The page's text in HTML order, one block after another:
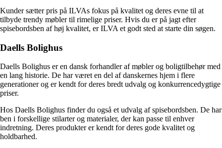
Kunder sætter pris på ILVAs fokus på kvalitet og deres evne til at
tilbyde trendy møbler til rimelige priser. Hvis du er på jagt efter
spisebordsben af høj kvalitet, er ILVA et godt sted at starte din søgen.
Daells Bolighus
Daells Bolighus er en dansk forhandler af møbler og boligtilbehør med
en lang historie. De har været en del af danskernes hjem i flere
generationer og er kendt for deres bredt udvalg og konkurrencedygtige
priser.
Hos Daells Bolighus finder du også et udvalg af spisebordsben. De har
ben i forskellige stilarter og materialer, der kan passe til enhver
indretning. Deres produkter er kendt for deres gode kvalitet og
holdbarhed.